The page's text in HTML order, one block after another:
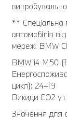
** Спеціальна
автомобілів
мережі BMW
BMW i4 M50
цикл): 24–19
Викиди CO2 у
Значення для